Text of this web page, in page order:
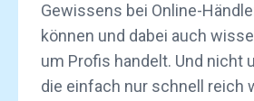
Gewissens bei Online-
können und dabei auch
um Profis handelt. Und nicht
die einfach nur schnell reich